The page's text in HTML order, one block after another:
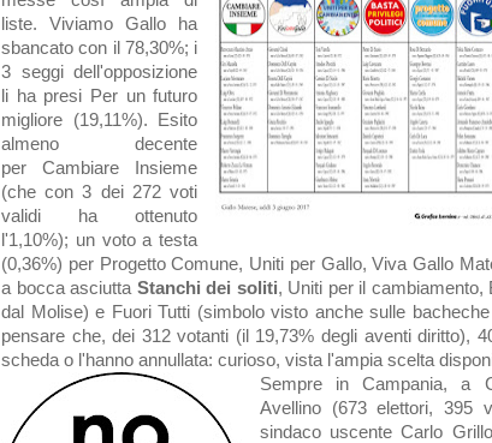
liste. Viviamo Gallo ha
sbancato con il 78,30%; i
3 seggi dell'opposizione
li ha presi Per un futuro
migliore (19,11%). Esito
almeno decente
perCambiare Insieme
(che con 3 dei 272 voti
validi ha ottenuto
l'1,10%); un voto a testa
(0,36%) per Progetto Comune, Uniti per Gallo, Viva Gallo
a bocca asciutta Stanchi dei soliti, Uniti per il
dal Molise) e Fuori Tutti (simbolo visto anche sulle
pensare che, dei 312 votanti (il 19,73% degli aventi diritto),
scheda o l'hanno annullata: curioso, vista l'ampia scelta
Sempre in Campania, a
Avellino (673 elettori, 395
sindaco uscente Carlo